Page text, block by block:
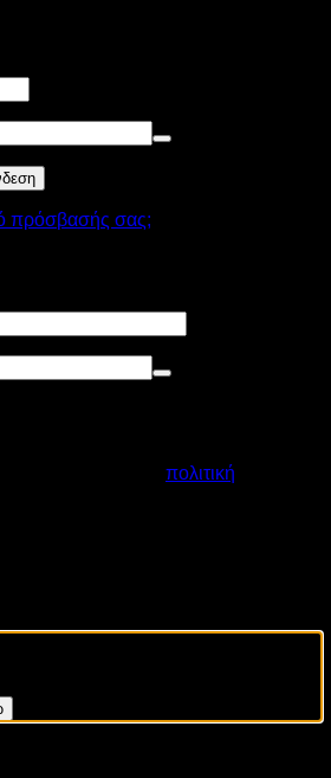
πρόσβασής σας;
πολιτική
cookies για να σας προσφέρει